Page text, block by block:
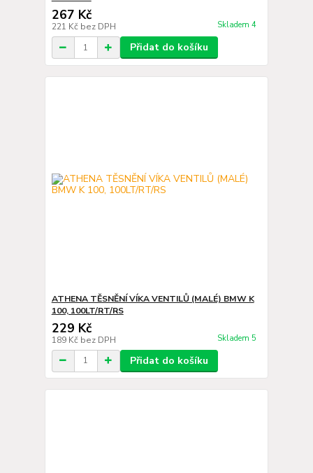
267 Kč
221 Kč bez DPH Skladem 4
Přidat do košíku
ATHENA TĚSNĚNÍ VÍKA VENTILŮ (MALÉ) BMW K
100, 100LT/RT/RS
229 Kč
189 Kč bez DPH Skladem 5
Přidat do košíku